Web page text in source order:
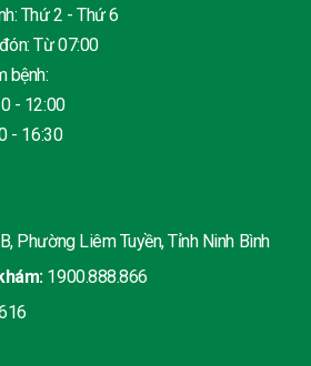
Thứ 2 - Thứ 6
Từ 07:00
bệnh:
- 12:00
- 16:30
Phường Liêm Tuyền, Tỉnh Ninh Bình
1900.888.866